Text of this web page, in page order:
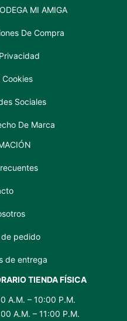
MI AMIGA
De Compra
Cookies
Sociales
De Marca
de pedido
de entrega
TIENDA FÍSICA
A.M. – 10:00 P.M.
A.M. – 11:00 P.M.